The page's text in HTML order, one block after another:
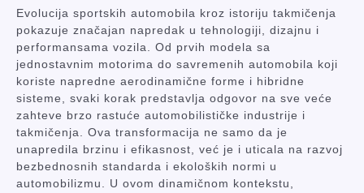
Evolucija sportskih automobila kroz istoriju takmičenja
pokazuje značajan napredak u tehnologiji, dizajnu i
performansama vozila. Od prvih modela sa
jednostavnim motorima do savremenih automobila koji
koriste napredne aerodinamične forme i hibridne
sisteme, svaki korak predstavlja odgovor na sve veće
zahteve brzo rastuće automobilističke industrije i
takmičenja. Ova transformacija ne samo da je
unapredila brzinu i efikasnost, već je i uticala na razvoj
bezbednosnih standarda i ekoloških normi u
automobilizmu. U ovom dinamičnom kontekstu,